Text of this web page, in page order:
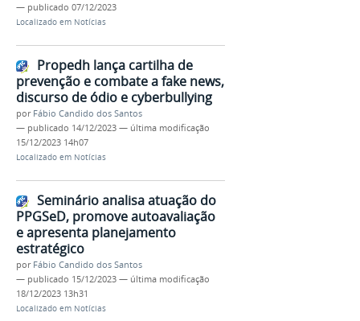
— publicado 07/12/2023
Localizado em Notícias
Propedh lança cartilha de
prevenção e combate a fake news,
discurso de ódio e cyberbullying
por Fábio Candido dos Santos
— publicado 14/12/2023 — última modificação
15/12/2023 14h07
Localizado em Notícias
Seminário analisa atuação do
PPGSeD, promove autoavaliação
e apresenta planejamento
estratégico
por Fábio Candido dos Santos
— publicado 15/12/2023 — última modificação
18/12/2023 13h31
Localizado em Notícias